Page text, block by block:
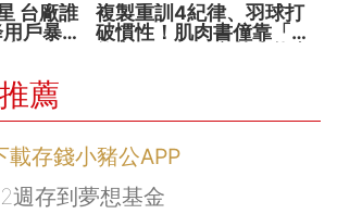
台廠誰
戶暴增
複製重訓4紀律、羽球打
破慣性！肌肉書僮靠「動
薦
載存錢小豬公APP
週存到夢想基金